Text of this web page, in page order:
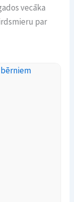
vecāka
par